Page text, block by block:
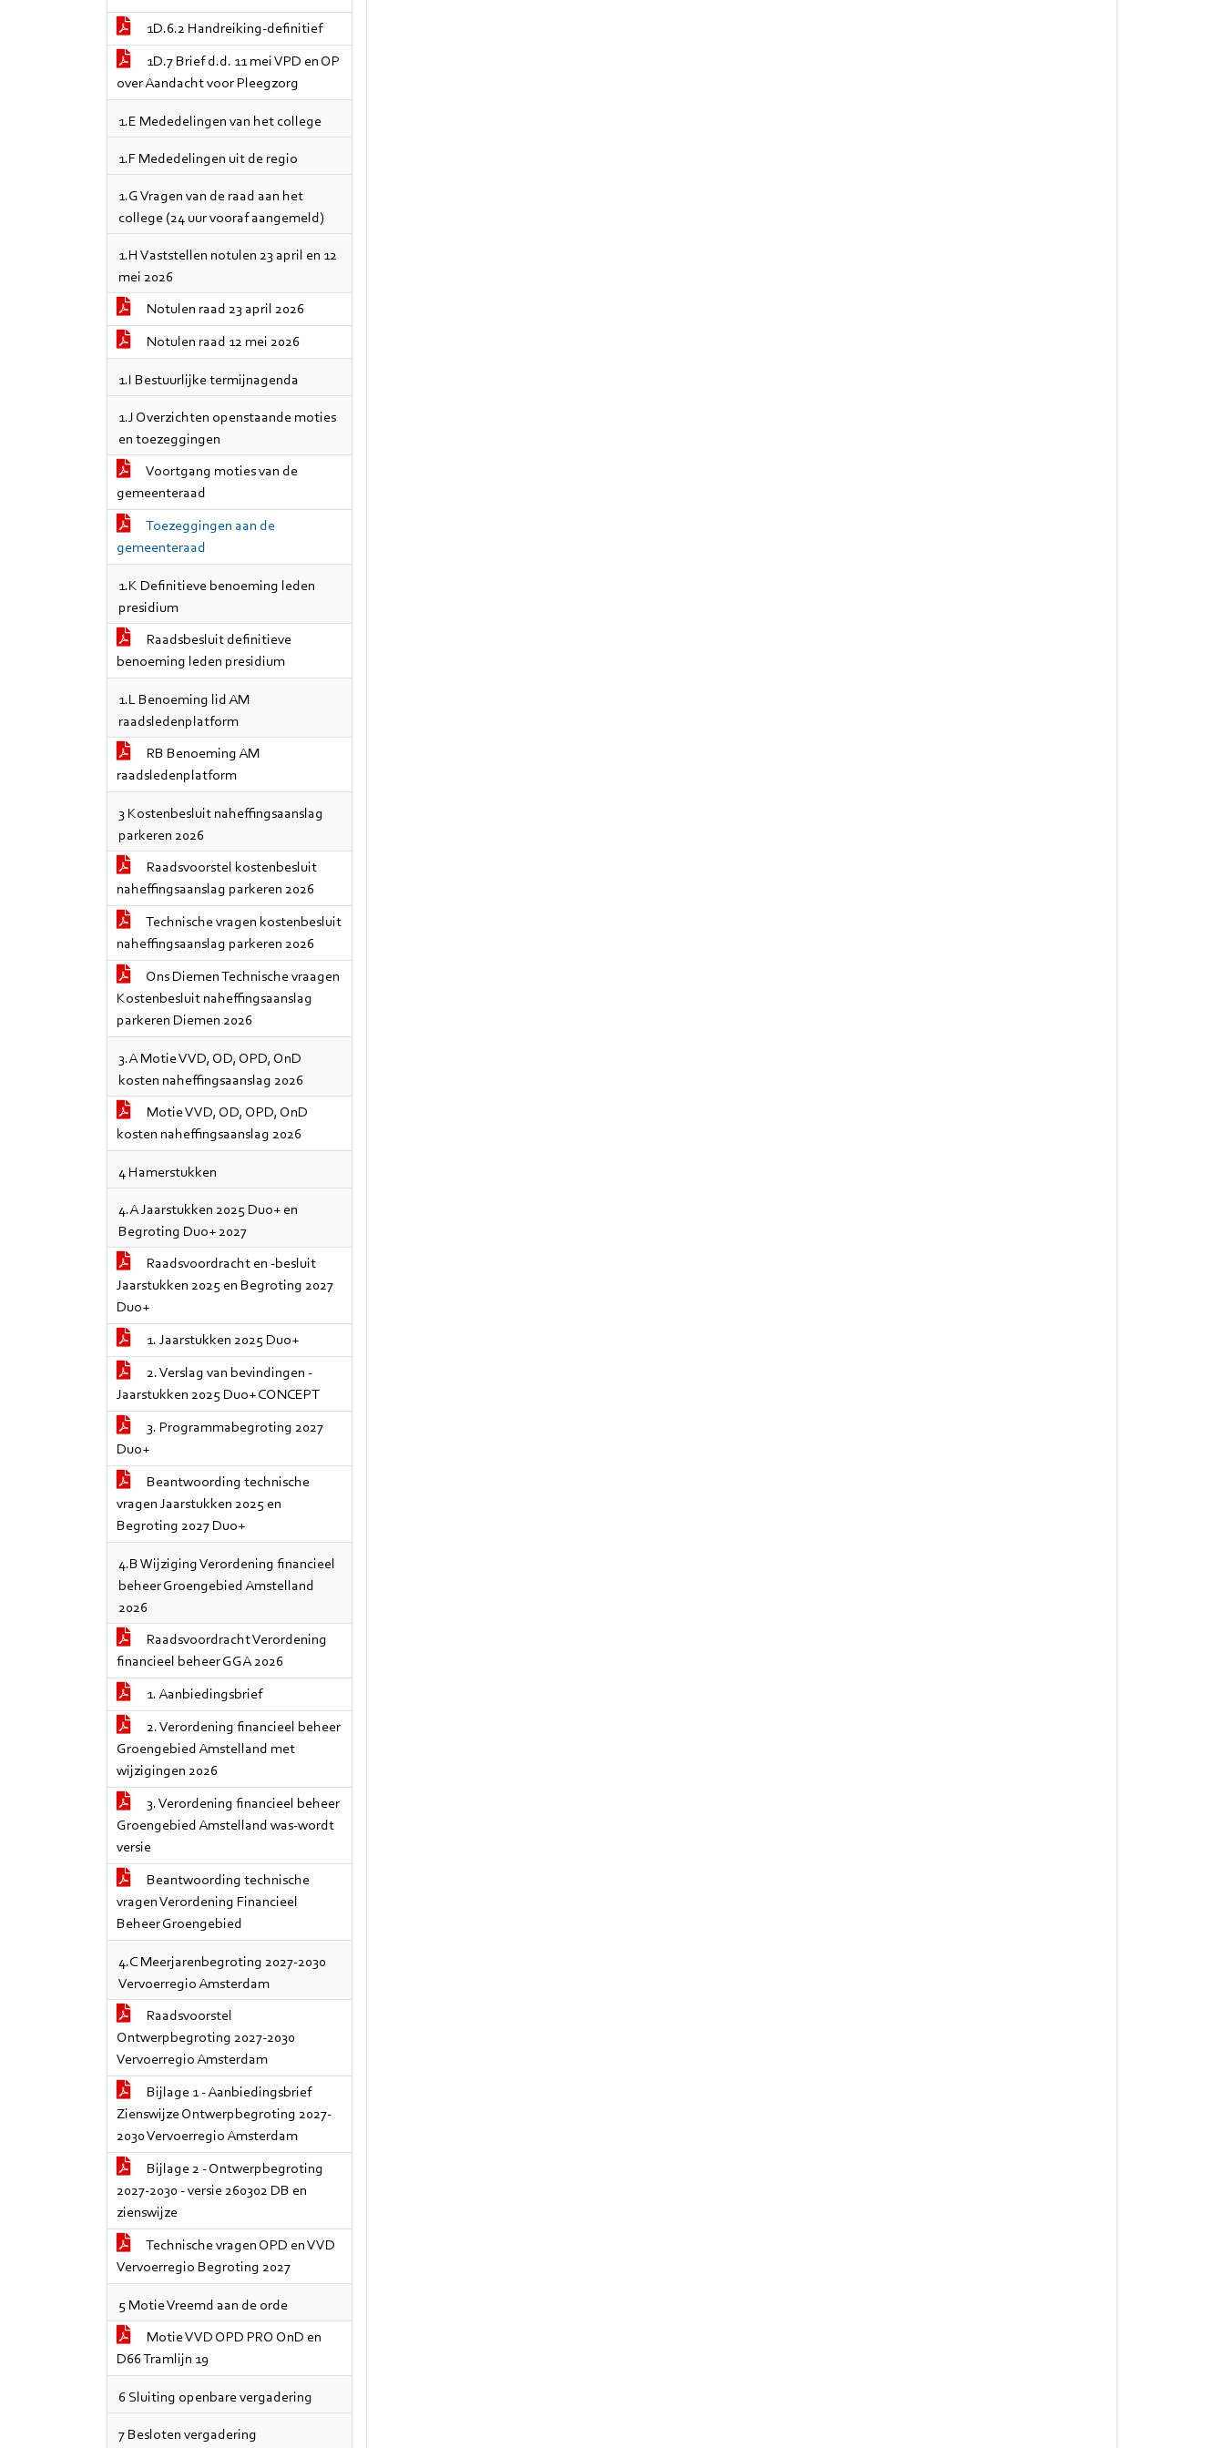
1D.6.2 Handreiking-definitief
1D.7 Brief d.d. 11 mei VPD en OP
over Aandacht voor Pleegzorg
1.E Mededelingen van het college
1.F Mededelingen uit de regio
1.G Vragen van de raad aan het
college (24 uur vooraf aangemeld)
1.H Vaststellen notulen 23 april en 12
mei 2026
Notulen raad 23 april 2026
Notulen raad 12 mei 2026
1.I Bestuurlijke termijnagenda
1.J Overzichten openstaande moties
en toezeggingen
Voortgang moties van de
gemeenteraad
Toezeggingen aan de
gemeenteraad
1.K Definitieve benoeming leden
presidium
Raadsbesluit definitieve
benoeming leden presidium
1.L Benoeming lid AM
raadsledenplatform
RB Benoeming AM
raadsledenplatform
3 Kostenbesluit naheffingsaanslag
parkeren 2026
Raadsvoorstel kostenbesluit
naheffingsaanslag parkeren 2026
Technische vragen kostenbesluit
naheffingsaanslag parkeren 2026
Ons Diemen Technische vraagen
Kostenbesluit naheffingsaanslag
parkeren Diemen 2026
3.A Motie VVD, OD, OPD, OnD
kosten naheffingsaanslag 2026
Motie VVD, OD, OPD, OnD
kosten naheffingsaanslag 2026
4 Hamerstukken
4.A Jaarstukken 2025 Duo+ en
Begroting Duo+ 2027
Raadsvoordracht en -besluit
Jaarstukken 2025 en Begroting 2027
Duo+
1. Jaarstukken 2025 Duo+
2. Verslag van bevindingen -
Jaarstukken 2025 Duo+ CONCEPT
3. Programmabegroting 2027
Duo+
Beantwoording technische
vragen Jaarstukken 2025 en
Begroting 2027 Duo+
4.B Wijziging Verordening financieel
beheer Groengebied Amstelland
2026
Raadsvoordracht Verordening
financieel beheer GGA 2026
1. Aanbiedingsbrief
2. Verordening financieel beheer
Groengebied Amstelland met
wijzigingen 2026
3. Verordening financieel beheer
Groengebied Amstelland was-wordt
versie
Beantwoording technische
vragen Verordening Financieel
Beheer Groengebied
4.C Meerjarenbegroting 2027-2030
Vervoerregio Amsterdam
Raadsvoorstel
Ontwerpbegroting 2027-2030
Vervoerregio Amsterdam
Bijlage 1 - Aanbiedingsbrief
Zienswijze Ontwerpbegroting 2027-
2030 Vervoerregio Amsterdam
Bijlage 2 - Ontwerpbegroting
2027-2030 - versie 260302 DB en
zienswijze
Technische vragen OPD en VVD
Vervoerregio Begroting 2027
5 Motie Vreemd aan de orde
Motie VVD OPD PRO OnD en
D66 Tramlijn 19
6 Sluiting openbare vergadering
7 Besloten vergadering